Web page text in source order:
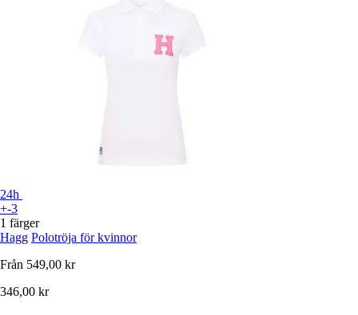
24h
+-3
1 färger
Hagg Polotröja för kvinnor
Från 549,00 kr
346,00 kr